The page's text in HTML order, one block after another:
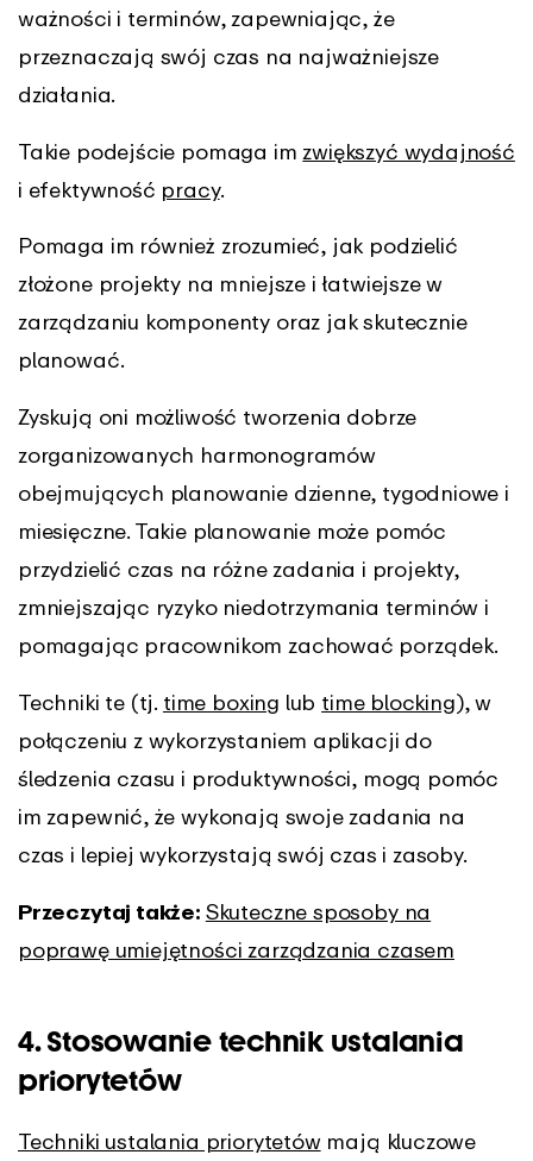
ważności i terminów, zapewniając, że
przeznaczają swój czas na najważniejsze
działania.
Takie podejście pomaga im zwiększyć wydajność
i efektywność pracy.
Pomaga im również zrozumieć, jak podzielić
złożone projekty na mniejsze i łatwiejsze w
zarządzaniu komponenty oraz jak skutecznie
planować.
Zyskują oni możliwość tworzenia dobrze
zorganizowanych harmonogramów
obejmujących planowanie dzienne, tygodniowe i
miesięczne. Takie planowanie może pomóc
przydzielić czas na różne zadania i projekty,
zmniejszając ryzyko niedotrzymania terminów i
pomagając pracownikom zachować porządek.
Techniki te (tj. time boxing lub time blocking), w
połączeniu z wykorzystaniem aplikacji do
śledzenia czasu i produktywności, mogą pomóc
im zapewnić, że wykonają swoje zadania na
czas i lepiej wykorzystają swój czas i zasoby.
Przeczytaj także: Skuteczne sposoby na
poprawę umiejętności zarządzania czasem
4. Stosowanie technik ustalania
priorytetów
Techniki ustalania priorytetówmają kluczowe